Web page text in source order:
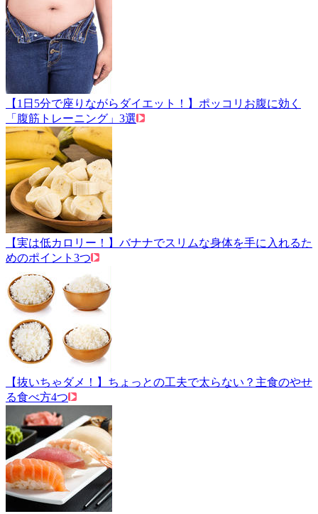
【1日5分で座りながらダイエット！】ポッコリお腹に効く
「腹筋トレーニング」3選
【実は低カロリー！】バナナでスリムな身体を手に入れるた
めのポイント3つ
【抜いちゃダメ！】ちょっとの工夫で太らない？主食のやせ
る食べ方4つ